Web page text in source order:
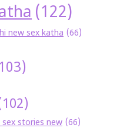
(122)
new sex katha (66)
stories new (66)